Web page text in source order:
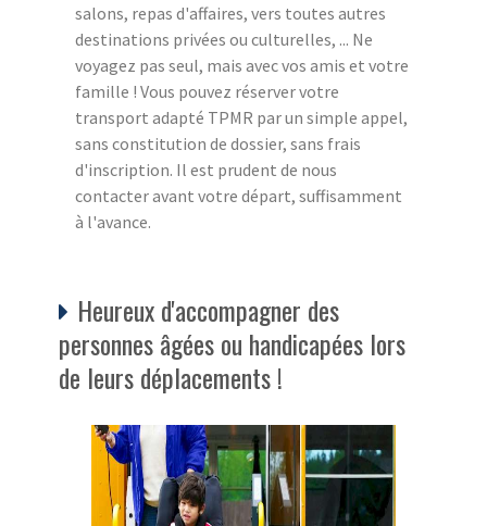
salons, repas d'affaires, vers toutes autres
destinations privées ou culturelles, ... Ne
voyagez pas seul, mais avec vos amis et votre
famille ! Vous pouvez réserver votre
transport adapté TPMR par un simple appel,
sans constitution de dossier, sans frais
d'inscription. Il est prudent de nous
contacter avant votre départ, suffisamment
à l'avance.
Heureux d'accompagner des
personnes âgées ou handicapées lors
de leurs déplacements !